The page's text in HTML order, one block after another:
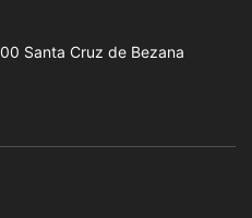
Santa Cruz de Bezana